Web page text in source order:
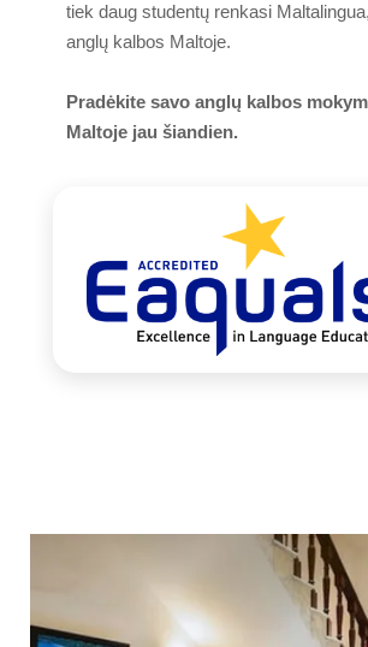
Maltos istorija
Malta Orai
Paplūdimys Lido
Vaizdo įrašai
Nuotraukos
tiek daug studentų renkasi
anglų kalbos Maltoje.
Pradėkite savo anglų kalbos
Maltoje jau šiandien.